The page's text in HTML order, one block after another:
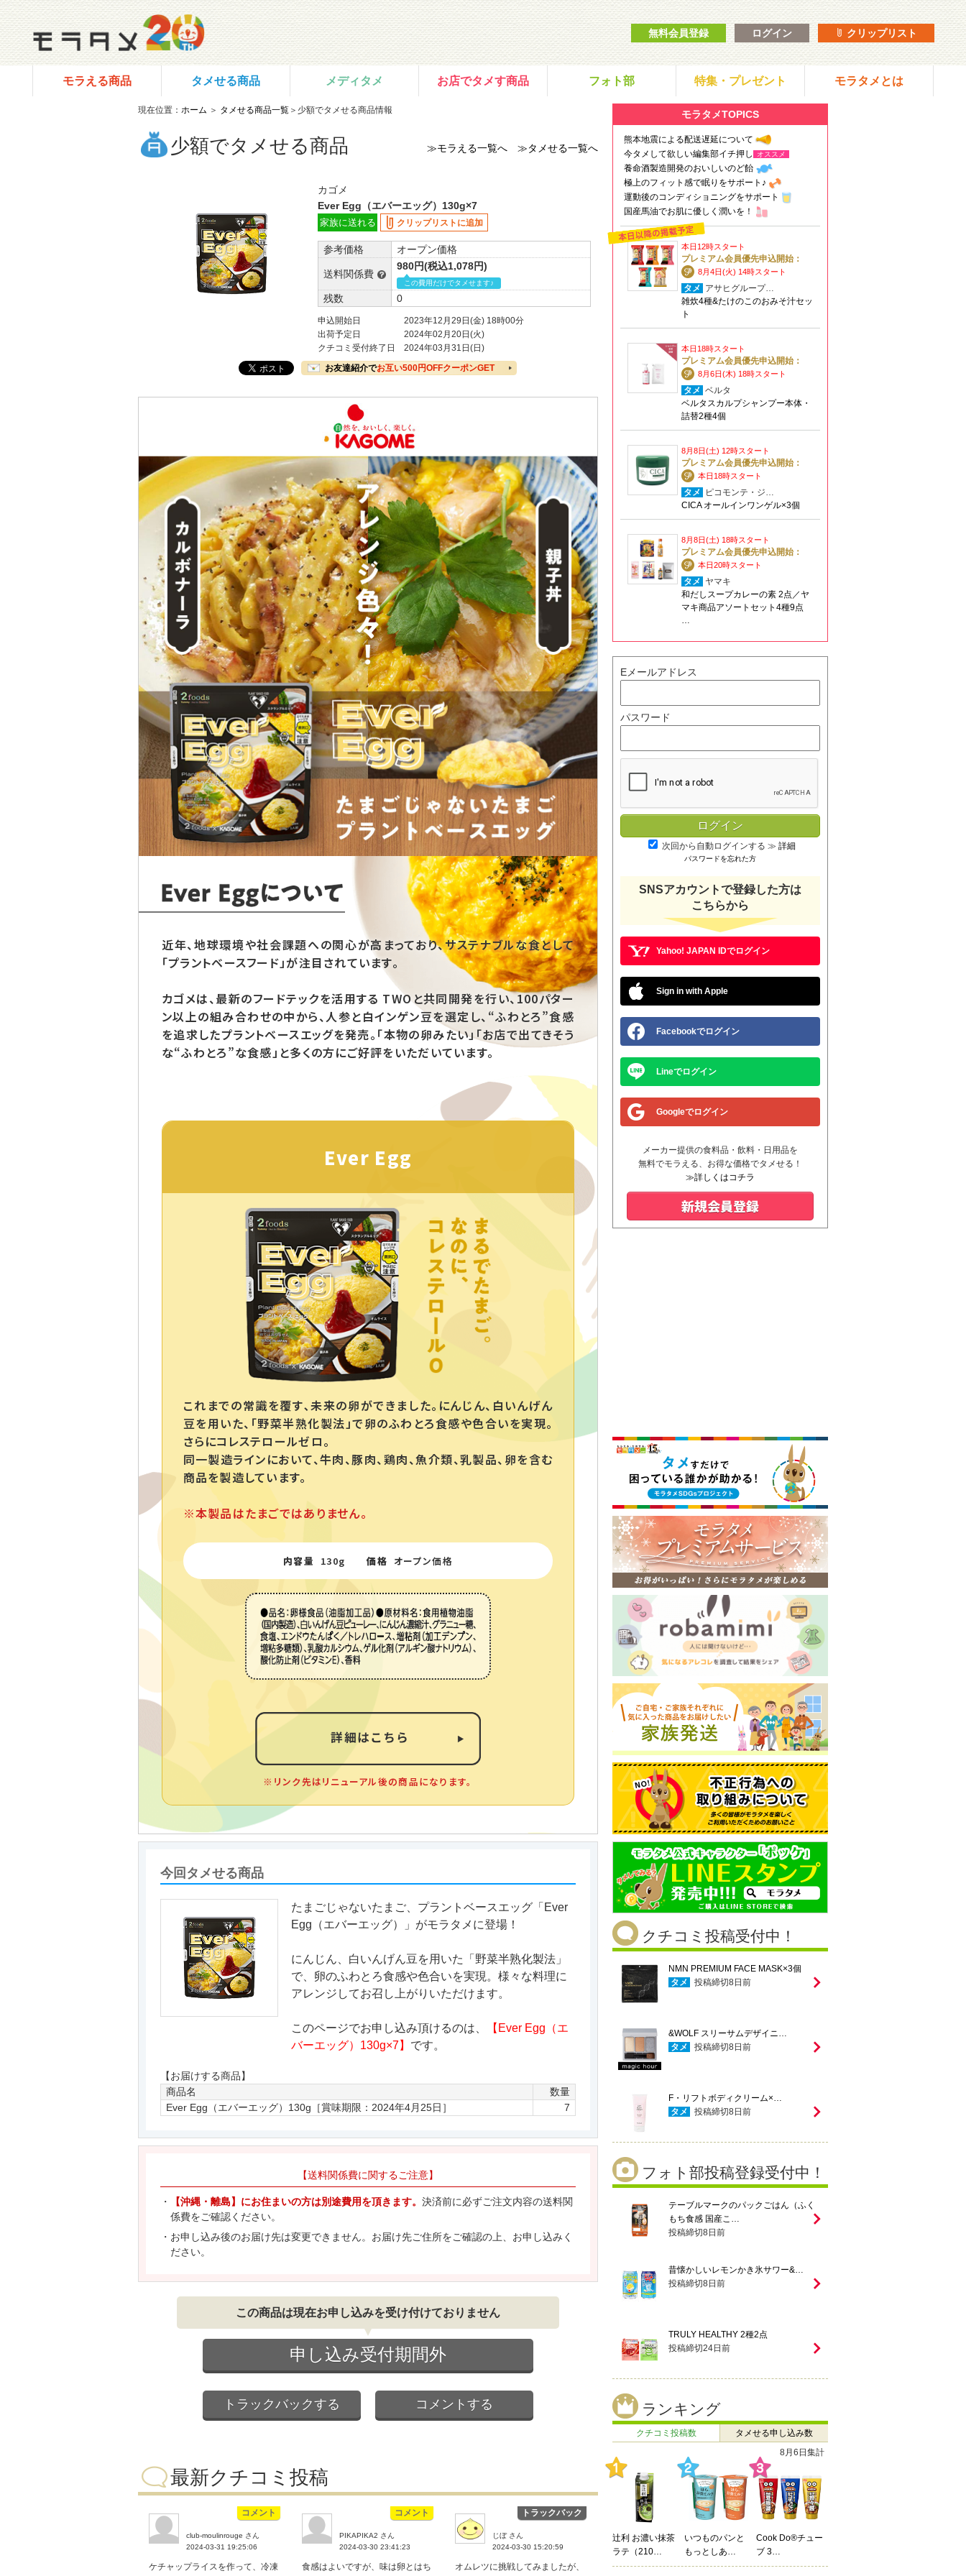
無料会員登録 ログイン クリップリスト
モラえる商品 タメせる商品 メディタメ お店でタメす商品 フォト部 特集・プレゼント モラタメとは
現在位置： ホーム ＞ タメせる商品一覧 ＞少額でタメせる商品情報
少額でタメせる商品 ≫モラえる一覧へ ≫タメせる一覧へ
カゴメ
Ever Egg（エバーエッグ）130g×7
家族に送れる クリップリストに追加
参考価格 オープン価格
送料関係費
980円(税込1,078円)
この費用だけでタメせます♪
残数 0
申込開始日
2023年12月29日(金) 18時00分
出荷予定日
2024年02月20日(火)
クチコミ受付終了日
2024年03月31日(日)
お友達紹介でお互い500円OFFクーポンGET
近年、地球環境や社会課題への関心が高まっており、サステナブルな食として
「プラントベースフード」が注目されています。
カゴメは、最新のフードテックを活用する TWOと共同開発を行い、100パター
ン以上の組み合わせの中から、人参と白インゲン豆を選定し、“ふわとろ”食感
を追求したプラントベースエッグを発売。「本物の卵みたい」「お店で出てきそう
な“ふわとろ”な食感」と多くの方にご好評をいただいています。
Ever Egg
これまでの常識を覆す､未来の卵ができました｡にんじん、白いんげん
豆を用いた、「野菜半熟化製法」で卵のふわとろ食感や色合いを実現｡
さらにコレステロールゼロ。
同一製造ラインにおいて、牛肉、豚肉、鶏肉、魚介類、乳製品、卵を含む
商品を製造しています。
※本製品はたまごではありません。
内容量 130g 価格 オープン価格
※リンク先はリニューアル後の商品になります。
今回タメせる商品
たまごじゃないたまご、プラントベースエッグ「Ever
Egg（エバーエッグ）」がモラタメに登場！
にんじん、白いんげん豆を用いた「野菜半熟化製法」
で、卵のふわとろ食感や色合いを実現。様々な料理に
アレンジしてお召し上がりいただけます。
このページでお申し込み頂けるのは、
【Ever Egg（エ
バーエッグ）130g×7】 です。
【お届けする商品】
商品名
数量
Ever Egg（エバーエッグ）130g［賞味期限：2024年4月25日］
7
【送料関係費に関するご注意】
・ 【沖縄・離島】にお住まいの方は別途費用を頂きます。 決済前に必ずご注文内容の送料関
係費をご確認ください。
・お申し込み後のお届け先は変更できません。お届け先ご住所をご確認の上、お申し込みく
ださい。
この商品は現在お申し込みを受け付けておりません
申し込み受付期間外
トラックバックする コメントする
最新クチコミ投稿
コメント
club-moulinrouge さん
2024-03-31 19:25:06
ケチャップライスを作って、冷凍
コメント
PIKAPIKA2 さん
2024-03-30 23:41:23
食感はよいですが、味は卵とはち
トラックバック
じぼ さん
2024-03-30 15:20:59
オムレツに挑戦してみましたが、
モラタメTOPICS
熊本地震による配送遅延について
今タメして欲しい編集部イチ押し
オススメ
養命酒製造開発のおいしいのど飴
極上のフィット感で眠りをサポート♪
運動後のコンディショニングをサポート
国産馬油でお肌に優しく潤いを！
本日12時スタート
プレミアム会員優先申込開始：
8月4日(火) 14時スタート
タメ アサヒグループ…
雑炊4種&たけのこのおみそ汁セッ
ト
本日18時スタート
プレミアム会員優先申込開始：
8月6日(木) 18時スタート
タメ ベルタ
ベルタスカルプシャンプー本体・
詰替2種4個
8月8日(土) 12時スタート
プレミアム会員優先申込開始：
本日18時スタート
タメ
ピコモンテ・ジ…
CICA オールインワンゲル×3個
8月8日(土) 18時スタート
プレミアム会員優先申込開始：
本日20時スタート
タメ ヤマキ
和だしスープカレーの素 2点／ヤ
マキ商品アソートセット4種9点
…
Eメールアドレス
パスワード
次回から自動ログインする ≫ 詳細
パスワードを忘れた方
SNSアカウントで登録した方は
こちらから
Yahoo! JAPAN IDでログイン
Sign in with Apple
Facebookでログイン
Lineでログイン
Googleでログイン
メーカー提供の食料品・飲料・日用品を
無料でモラえる、お得な価格でタメせる！
≫詳しくはコチラ
クチコミ投稿受付中！
NMN PREMIUM FACE MASK×3個
タメ
投稿締切8日前
&WOLF スリーサムデザイニ…
タメ
投稿締切8日前
F・リフトボディクリーム×…
タメ
投稿締切8日前
フォト部投稿登録受付中！
テーブルマークのパックごはん（ふく
もち食感 国産こ…
投稿締切8日前
昔懐かしいレモンかき氷サワー&…
投稿締切8日前
TRULY HEALTHY 2種2点
投稿締切24日前
ランキング
クチコミ投稿数
タメせる申し込み数
8月6日集計
辻利 お濃い抹茶
ラテ（210…
いつものパンと
もっとしあ…
Cook Do®チュー
ブ 3…